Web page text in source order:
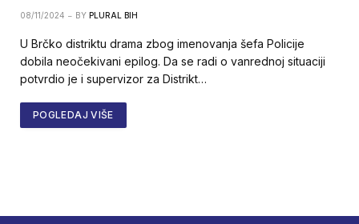
08/11/2024 BY PLURAL BIH
U Brčko distriktu drama zbog imenovanja šefa Policije
dobila neočekivani epilog. Da se radi o vanrednoj situaciji
potvrdio je i supervizor za Distrikt…
POGLEDAJ VIŠE